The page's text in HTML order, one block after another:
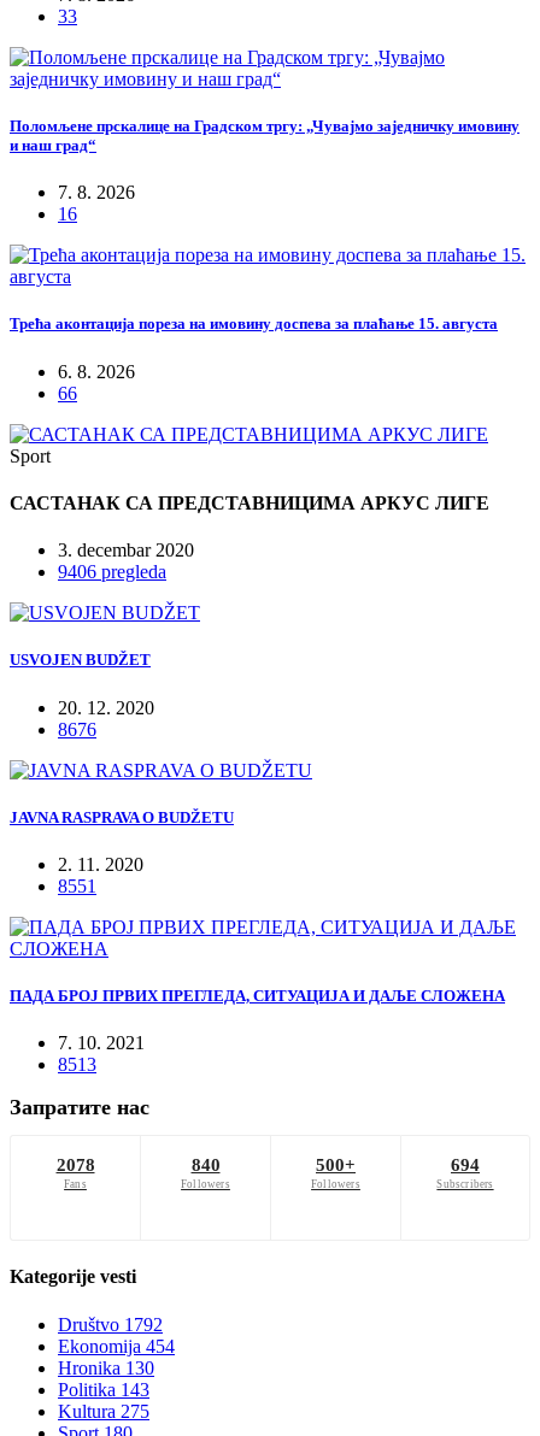
33
Поломљене прскалице на Градском тргу: „Чувајмо заједничку имовину
и наш град“
7. 8. 2026
16
Трећа аконтација пореза на имовину доспева за плаћање 15. августа
6. 8. 2026
66
Sport
САСТАНАК СА ПРЕДСТАВНИЦИМА АРКУС ЛИГЕ
3. decembar 2020
9406 pregleda
USVOJEN BUDŽET
20. 12. 2020
8676
JAVNA RASPRAVA O BUDŽETU
2. 11. 2020
8551
ПАДА БРОЈ ПРВИХ ПРЕГЛЕДА, СИТУАЦИЈА И ДАЉЕ СЛОЖЕНА
7. 10. 2021
8513
Запратите нас
2078
Fans
840
Followers
500+
Followers
694
Subscribers
Kategorije vesti
Društvo 1792
Ekonomija 454
Hronika 130
Politika 143
Kultura 275